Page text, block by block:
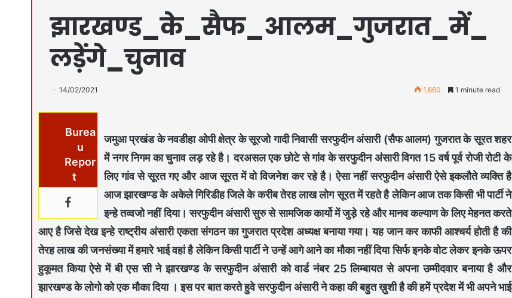
झारखण्ड_के_सैफ_आलम_गुजरात_में_
लड़ेंगे_चुनाव
14/02/2021 1,660 1 minute read
Burea
u
Repor
t
जमुआ प्रखंड के नवडीहा ओपी क्षेत्र के सूरजो गादी निवासी सरफुदीन अंसारी (सैफ आलम) गुजरात के सूरत शहर
में नगर निगम का चुनाव लड़ रहे है। दरअसल एक छोटे से गांव के सरफुदीन अंसारी विगत 15 वर्ष पूर्व रोजी रोटी के
लिए गांव से सूरत गए और आज सूरत में वो विजनेश कर रहे है। ऐसा नहीं सरफुदीन अंसारी ऐसे इकलौते व्यक्ति है
आज झारखण्ड के अकेले गिरिडीह जिले के करीब तेरह लाख लोग सूरत में रहते है लेकिन आज तक किसी भी पार्टी ने
इन्हे तव्वजो नहीं दिया। सरफुदीन अंसारी सुरु से सामजिक कार्यो में जुड़े रहे और मानव कल्याण के लिए मेहनत करते
आए है जिसे देख इन्हे राष्ट्रीय अंसारी एकता संगठन का गुजरात प्रदेश अध्यक्ष बनाया गया। यह जान कर काफी आश्चर्य होती है की
तेरह लाख की जनसंख्या में हमारे भाई वहां है लेकिन किसी पार्टी ने उन्हें आगे आने का मौका नहीं दिया सिर्फ इनके वोट लेकर इनके ऊपर
हुकूमत किया ऐसे में बी एस सी ने झारखण्ड के सरफुदीन अंसारी को वार्ड नंबर 25 लिम्बायत से अपना उम्मीदवार बनाया है और
झारखण्ड के लोगो को एक मौका दिया । इस पर बात करते हुवे सरफुदीन अंसारी ने कहा की बहुत ख़ुशी है की हमें प्रदेश में भी अपने भाई